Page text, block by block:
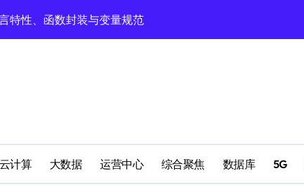
特性、函数封装与变量规范
长必懂的算法与分类策略
据接口赋能站长新生态
长机器学习分类实战
长的AI创新开发实践
云计算 大数据 运营中心 综合聚焦 数据库 5G